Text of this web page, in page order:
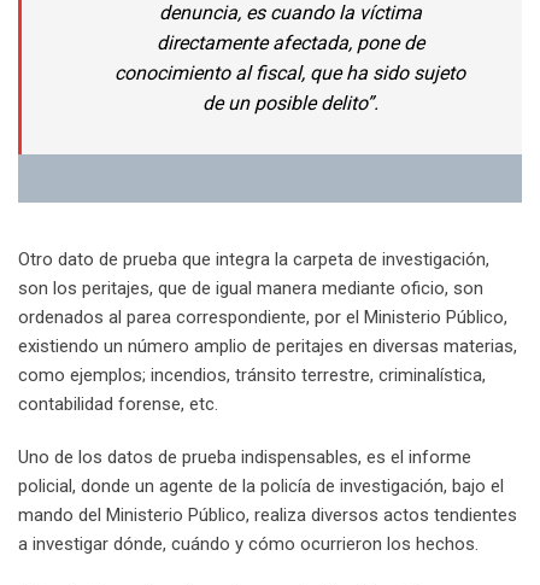
denuncia, es cuando la víctima
directamente afectada, pone de
conocimiento al fiscal, que ha sido sujeto
de un posible delito”.
Otro dato de prueba que integra la carpeta de investigación,
son los peritajes, que de igual manera mediante oficio, son
ordenados al parea correspondiente, por el Ministerio Público,
existiendo un número amplio de peritajes en diversas materias,
como ejemplos; incendios, tránsito terrestre, criminalística,
contabilidad forense, etc.
Uno de los datos de prueba indispensables, es el informe
policial, donde un agente de la policía de investigación, bajo el
mando del Ministerio Público, realiza diversos actos tendientes
a investigar dónde, cuándo y cómo ocurrieron los hechos.